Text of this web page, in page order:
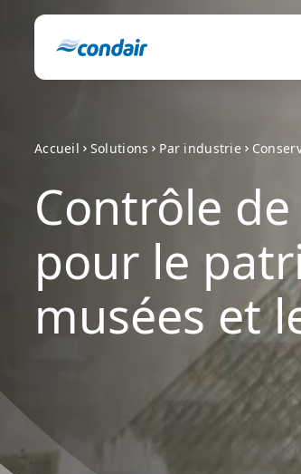
Accueil Solutions Par industrie
Contrôle
pour le
musées et